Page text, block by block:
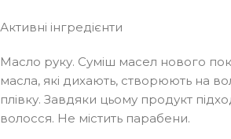
Активні інгредієнти
Масло руку. Суміш масел нового
масла, які дихають, створюють на
плівку. Завдяки цьому продукт
волосся. Не містить парабени.